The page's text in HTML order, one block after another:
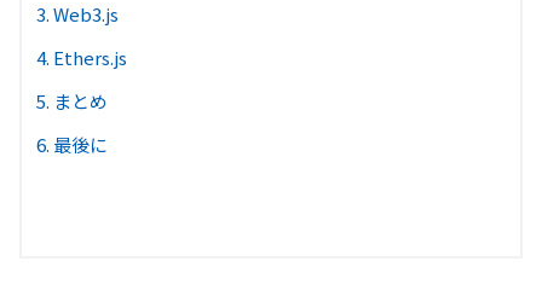
3. Web3.js
4. Ethers.js
5. まとめ
6. 最後に